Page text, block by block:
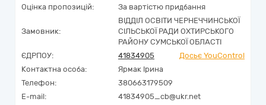
Оцінка пропозицій:
За вартістю придбання
Замовник:
ВІДДІЛ ОСВІТИ ЧЕРНЕЧЧИНСЬКОЇ
СІЛЬСЬКОЇ РАДИ ОХТИРСЬКОГО
РАЙОНУ СУМСЬКОЇ ОБЛАСТІ
ЄДРПОУ:
41834905
Досьє YouControl
Контактна особа:
Ярмак Ірина
Телефон:
380663179509
E-mail:
41834905_cb@ukr.net